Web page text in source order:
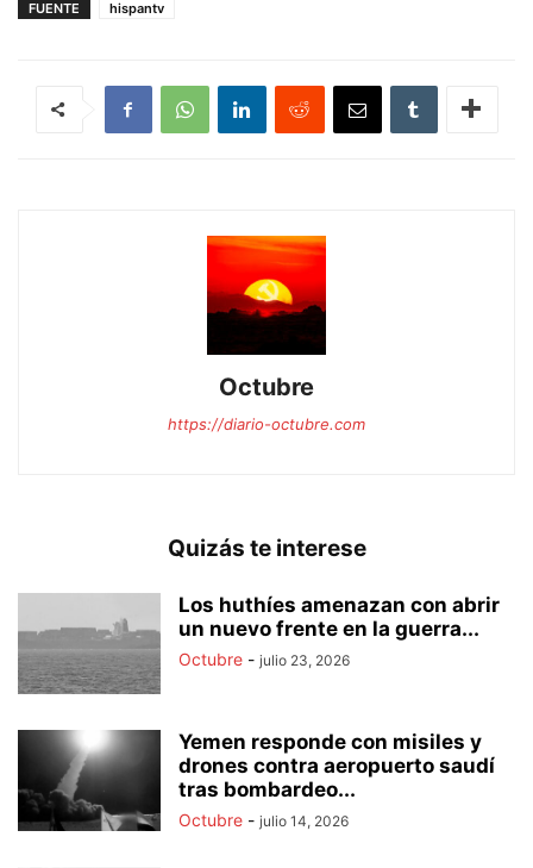
FUENTE hispantv
Octubre
https://diario-octubre.com
Quizás te interese
Los huthíes amenazan con abrir
un nuevo frente en la guerra...
Octubre - julio 23, 2026
Yemen responde con misiles y
drones contra aeropuerto saudí
tras bombardeo...
Octubre - julio 14, 2026